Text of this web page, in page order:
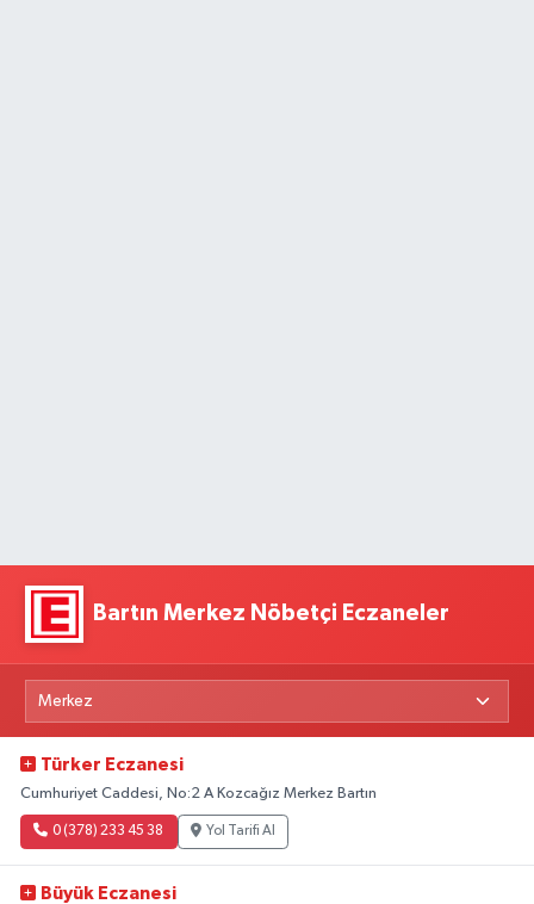
Bartın Merkez Nöbetçi Eczaneler
Türker Eczanesi
Cumhuriyet Caddesi, No:2 A Kozcağız Merkez Bartın
0 (378) 233 45 38 Yol Tarifi Al
Büyük Eczanesi